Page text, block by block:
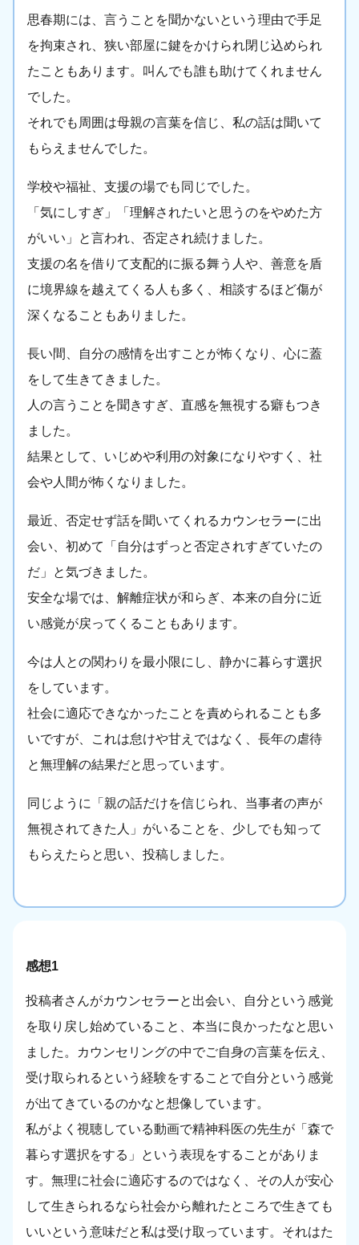
思春期には、言うことを聞かないという理由で手足
を拘束され、狭い部屋に鍵をかけられ閉じ込められ
たこともあります。叫んでも誰も助けてくれません
でした。
それでも周囲は母親の言葉を信じ、私の話は聞いて
もらえませんでした。
学校や福祉、支援の場でも同じでした。
「気にしすぎ」「理解されたいと思うのをやめた方
がいい」と言われ、否定され続けました。
支援の名を借りて支配的に振る舞う人や、善意を盾
に境界線を越えてくる人も多く、相談するほど傷が
深くなることもありました。
長い間、自分の感情を出すことが怖くなり、心に蓋
をして生きてきました。
人の言うことを聞きすぎ、直感を無視する癖もつき
ました。
結果として、いじめや利用の対象になりやすく、社
会や人間が怖くなりました。
最近、否定せず話を聞いてくれるカウンセラーに出
会い、初めて「自分はずっと否定されすぎていたの
だ」と気づきました。
安全な場では、解離症状が和らぎ、本来の自分に近
い感覚が戻ってくることもあります。
今は人との関わりを最小限にし、静かに暮らす選択
をしています。
社会に適応できなかったことを責められることも多
いですが、これは怠けや甘えではなく、長年の虐待
と無理解の結果だと思っています。
同じように「親の話だけを信じられ、当事者の声が
無視されてきた人」がいることを、少しでも知って
もらえたらと思い、投稿しました。
感想1
投稿者さんがカウンセラーと出会い、自分という感覚
を取り戻し始めていること、本当に良かったなと思い
ました。カウンセリングの中でご自身の言葉を伝え、
受け取られるという経験をすることで自分という感覚
が出てきているのかなと想像しています。
私がよく視聴している動画で精神科医の先生が「森で
暮らす選択をする」という表現をすることがありま
す。無理に社会に適応するのではなく、その人が安心
して生きられるなら社会から離れたところで生きても
いいという意味だと私は受け取っています。それはた